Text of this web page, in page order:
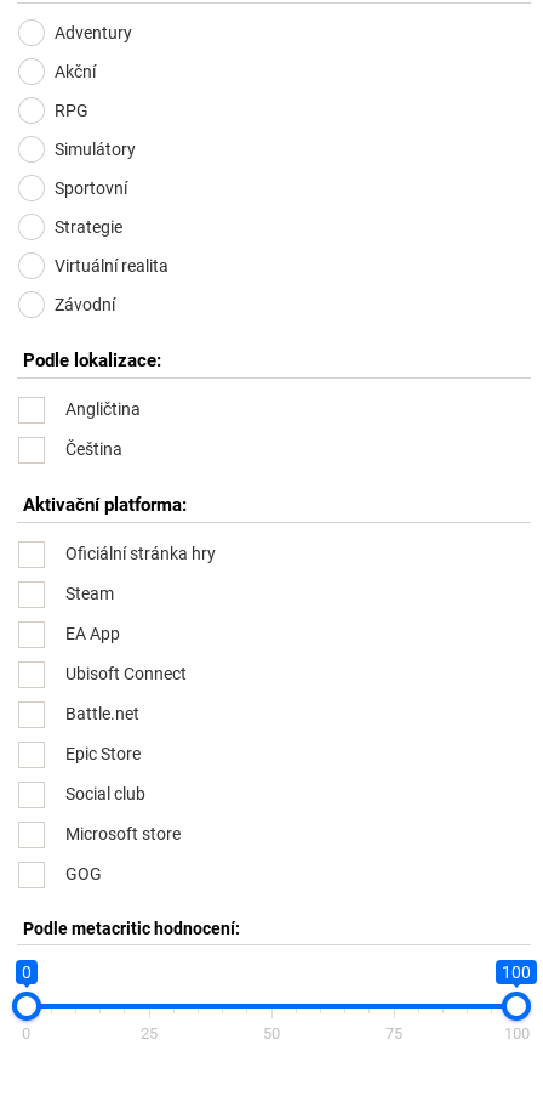
Adventury
Akční
RPG
Simulátory
Sportovní
Strategie
Virtuální realita
Závodní
Podle lokalizace:
Angličtina
Čeština
Aktivační platforma:
Oficiální stránka hry
Steam
EA App
Ubisoft Connect
Battle.net
Epic Store
Social club
Microsoft store
GOG
Podle metacritic hodnocení:
0 100
0 25 50 75 100